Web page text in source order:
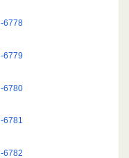
6778
6779
6780
6782